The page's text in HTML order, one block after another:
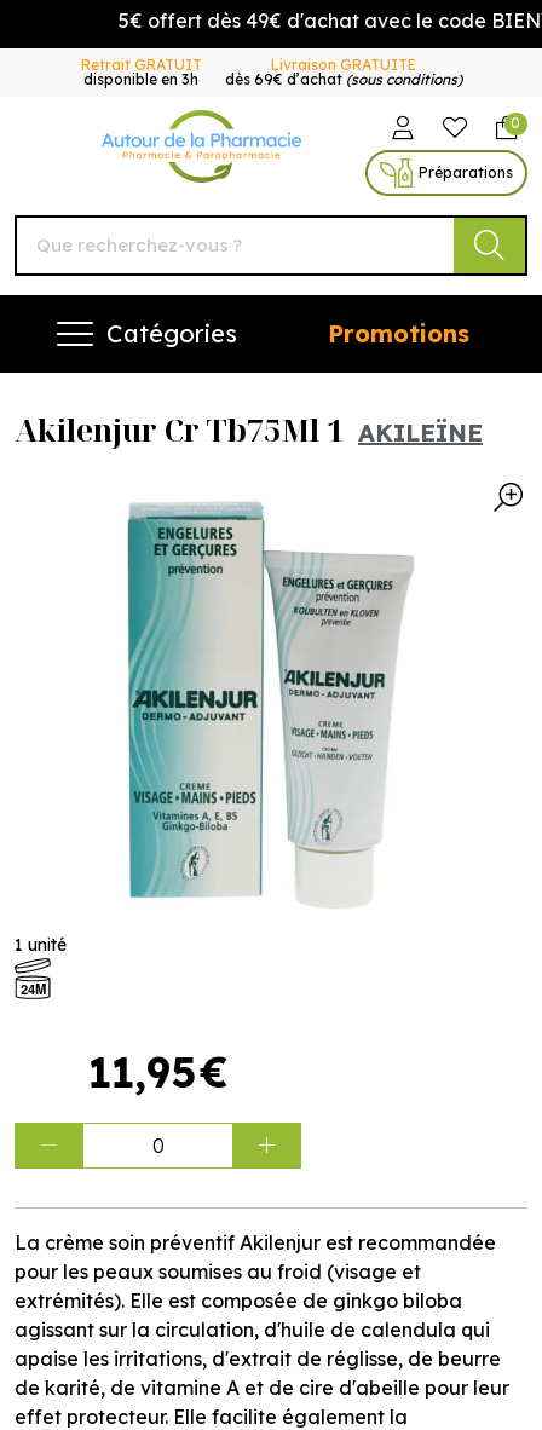
5€ offert dès 49€ d'achat avec le code
Retrait GRATUIT
disponible en 3h
Livraison GRATUITE
dès 69€ d’achat (sous conditions)
Autour de la Pharmacie
0
Préparations
Catégories Promotions
Akilenjur Cr Tb75Ml 1 AKILEÏNE
1 unité
24M
11,95€
0
La crème soin préventif Akilenjur est recommandée
pour les peaux soumises au froid (visage et
extrémités). Elle est composée de ginkgo biloba
agissant sur la circulation, d'huile de calendula qui
apaise les irritations, d'extrait de réglisse, de beurre
de karité, de vitamine A et de cire d'abeille pour leur
effet protecteur. Elle facilite également la